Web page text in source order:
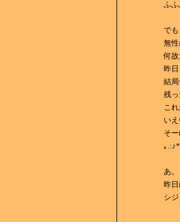
ふふ
で
無
何
昨
結
残
こ
いえ
そ
｡
あ。
昨日
シ